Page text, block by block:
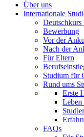
Über uns
Internationale
Deutschkurs
Bewerbung
Vor der
Nach der
Für Eltern
Studium für
Rund ums
Erste
Leben
FAQs